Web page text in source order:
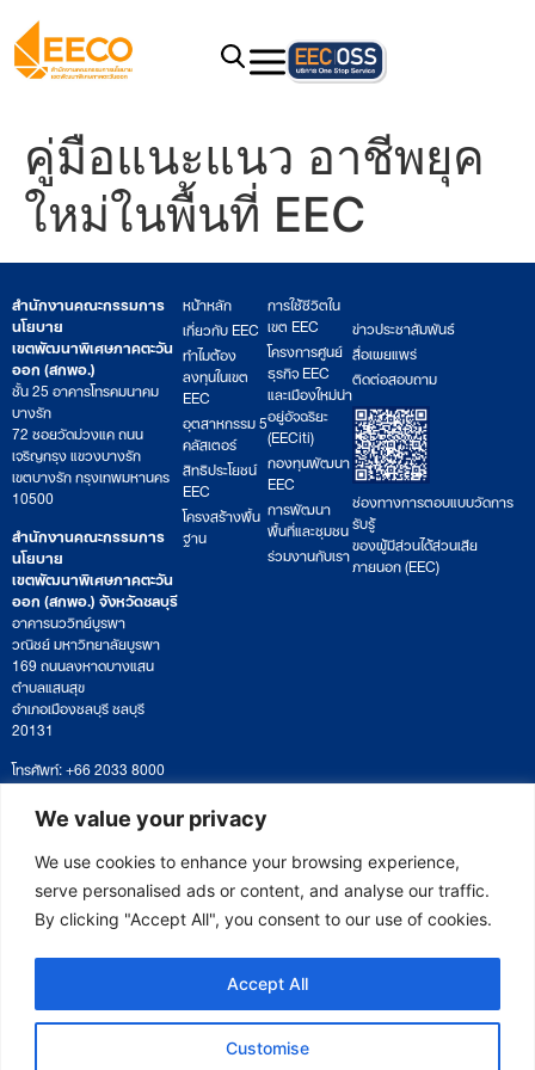
We value your privacy
We use cookies to enhance your browsing experience,
serve personalised ads or content, and analyse our traffic.
By clicking "Accept All", you consent to our use of cookies.
Customise
Accept All
คู่มือแนะแนว อาชีพยุค
ใหม่ในพื้นที่ EEC
สำนักงานคณะกรรมการ
นโยบาย
เขตพัฒนาพิเศษภาคตะวัน
ออก (สกพอ.)
ชั้น 25 อาคารโทรคมนาคม
บางรัก
72 ซอยวัดม่วงแค ถนน
เจริญกรุง แขวงบางรัก
เขตบางรัก กรุงเทพมหานคร
10500
สำนักงานคณะกรรมการ
นโยบาย
เขตพัฒนาพิเศษภาคตะวัน
ออก (สกพอ.) จังหวัดชลบุรี
อาคารนววิทย์บูรพา
วณิชย์ มหาวิทยาลัยบูรพา
169 ถนนลงหาดบางแสน
ตำบลแสนสุข
อำเภอเมืองชลบุรี ชลบุรี
20131
โทรศัพท์: +66 2033 8000
เวลาทำการ: จันทร์ – ศุกร์
09:00 – 17:00 น.
ติดตามหนังสือหรือยื่นเอกสาร
saraban@eeco.or.th
หน้าหลัก
เกี่ยวกับ EEC
ทำไมต้อง
ลงทุนในเขต
EEC
อุตสาหกรรม 5
คลัสเตอร์
สิทธิประโยชน์
EEC
โครงสร้างพื้น
ฐาน
การใช้ชีวิตใน
เขต EEC
โครงการศูนย์
ธุรกิจ EEC
และเมืองใหม่น่า
อยู่อัจฉริยะ
(EECiti)
กองทุนพัฒนา
EEC
การพัฒนา
พื้นที่และชุมชน
ร่วมงานกับเรา
ข่าวประชาสัมพันธ์
สื่อเผยแพร่
ติดต่อสอบถาม
ช่องทางการตอบแบบวัดการ
รับรู้
ของผู้มีส่วนได้ส่วนเสีย
ภายนอก (EEC)
Copyright © 2025 Eastern Economic Corridor Office (EECO)